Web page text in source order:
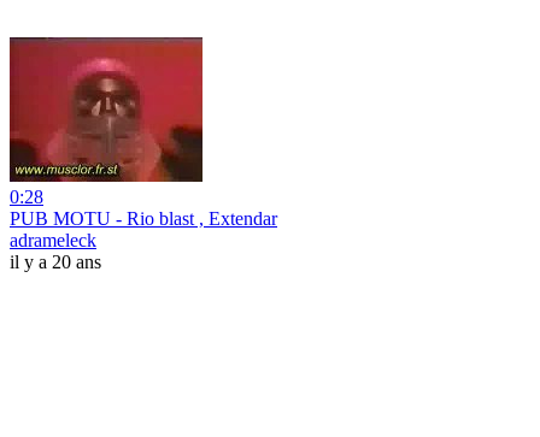
0:28
PUB MOTU - Rio blast , Extendar
adrameleck
il y a 20 ans